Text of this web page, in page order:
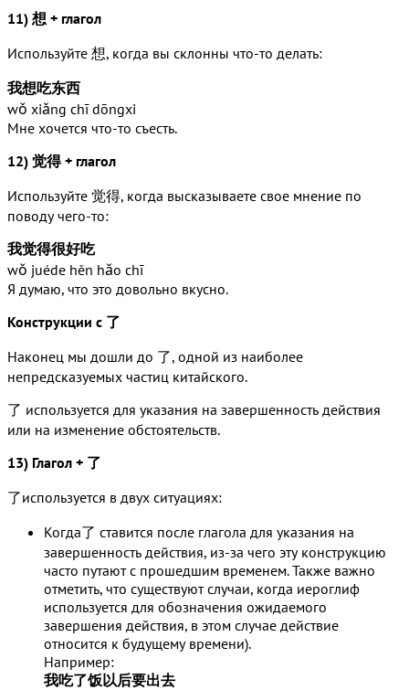
11) 想 + глагол
Используйте 想, когда вы склонны что-то делать:
我想吃东西
wǒ xiǎng chī dōngxi
Мне хочется что-то съесть.
12) 觉得 + глагол
Используйте 觉得, когда высказываете свое мнение по
поводу чего-то:
我觉得很好吃
wǒ juéde hěn hǎo chī
Я думаю, что это довольно вкусно.
Конструкции с 了
Наконец мы дошли до 了, одной из наиболее
непредсказуемых частиц китайского.
了 используется для указания на завершенность действия
или на изменение обстоятельств.
13) Глагол + 了
了используется в двух ситуациях:
Когда了 ставится после глагола для указания на
завершенность действия, из-за чего эту конструкцию
часто путают с прошедшим временем. Также важно
отметить, что существуют случаи, когда иероглиф
используется для обозначения ожидаемого
завершения действия, в этом случае действие
относится к будущему времени).
Например:
我吃了饭以后要出去